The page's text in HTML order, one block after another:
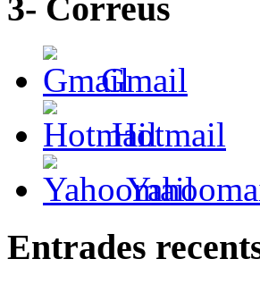
3- Correus
Gmail
Hotmail
Entrades